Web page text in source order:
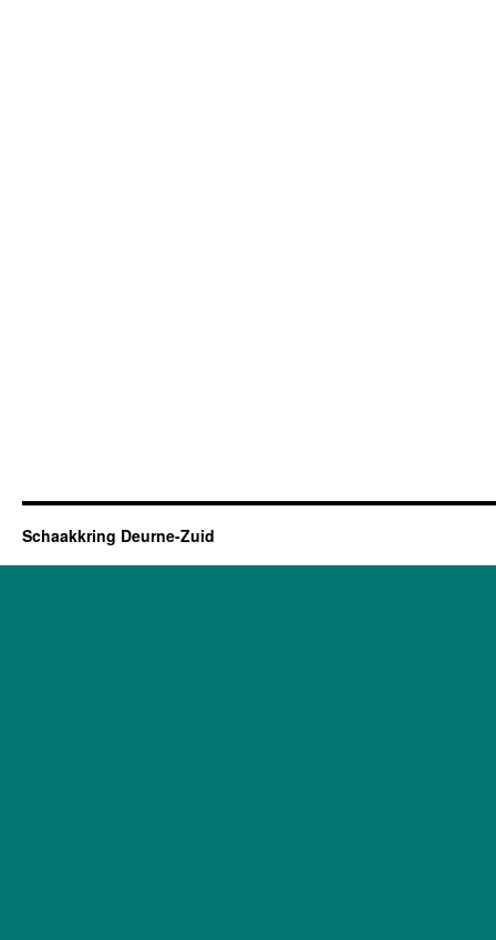
Schaakkring Deurne-Zuid